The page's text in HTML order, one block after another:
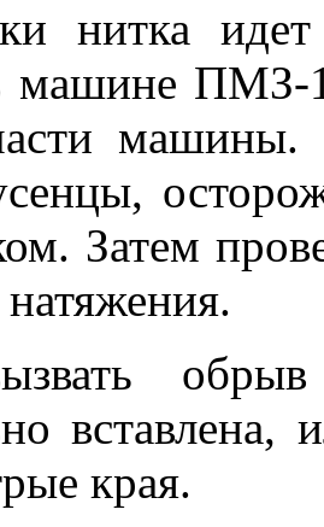
нитка
машине ПМЗ-
машины.
Затем
края.